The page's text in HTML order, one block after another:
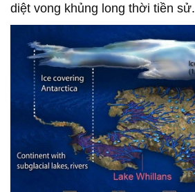
diệt vong khủng long thời tiền sử.